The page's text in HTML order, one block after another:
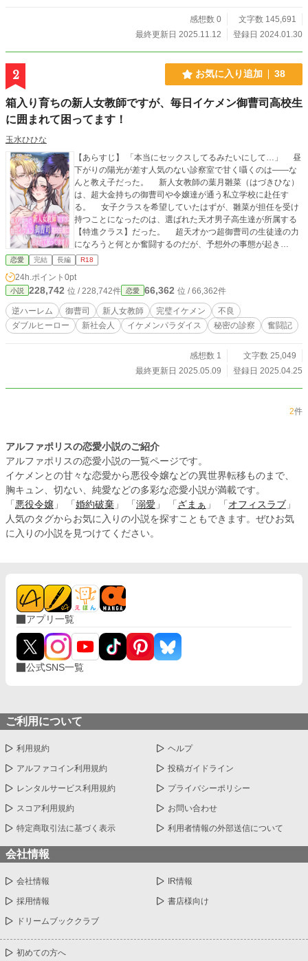
うとしてるだけ。よこしまな気持ちだけじゃないんだから！
よこしまな気持ちだけじゃないんだから！ よこしまな気
が遅かったあげく、気づいてから２年間お預けを食らわされ
て恋心を拗らせたアラサーの男との、一枚の『なんでもいう
―――――○● ムーンライトノベルズからの転載です。
感想数 0
文字数 145,691
最終更新日 2025.11.12
登録日 2024.01.30
2 お気に入り追加 38
箱入り育ちの新人女教師ですが、毎日イケメン御曹司高校生
に囲まれて困ってます！
玉水ひひな
【あらすじ】 「本当にセックスしてるみたいにして…」 昼
下がりの陽光が差す人気のない診察室で甘く囁くのは――な
んと教え子だった。 新人女教師の葉月雛菜（はづきひな）
は、超大金持ちの御曹司や令嬢達が通う私立学校に赴任す
る。 女子クラスを希望していたはずが、雛菜が担任を受け
持つことになったのは、選ばれた天才男子高生達が所属する
【特進クラス】だった。 超天才かつ超御曹司の生徒達の力
になろうと何とか奮闘するのだが、予想外の事態が起き
て……⁉ --- 本作は、フル分量１６万字超の天才御曹司高校
生×新人女教師のダブルヒーロー物です！ 本編は二部構成
でして、前半はヒロインによる学園奮闘記です。大人向け該
当シーンまではまた展開がゆっくりに感じるかもしれません
が、ヒロインとヒーロー達の関係が変わっていく経過も含め
て楽しんでいただけると嬉しいです。 試し読みは、これま
でと同様に半分くらいまでを公開し、電子書籍発売と同時に
書きましたので、ぜひ読んでみてください！ 表紙イラスト
は、Akira_あきら様にお願いしました。 素敵なイラストを
です。 電子書籍版のフル分量は、DLサイト、FANZA、BO
恋愛 完結 長編 R18
24h.ポイント 0pt
小説 228,742 位 / 228,742件 恋愛 66,362 位 / 66,362件
逆ハーレム 御曹司 新人女教師 完璧イケメン
不良
ダブルヒーロー
新社会人 イケメンパラダイス 秘密の診察 奮闘記
感想数 1
文字数 25,049
最終更新日 2025.05.09
登録日 2025.04.25
2件
アルファポリスの恋愛小説のご紹介
アルファポリスの恋愛小説の一覧ページです。
イケメンとの甘々な恋愛から悪役令嬢などの異世界転移ものまで、
胸キュン、切ない、純愛などの多彩な恋愛小説が満載です。
「 悪役令嬢 」 「 婚約破棄 」 「 溺愛 」 「 ざまぁ 」 「 オフィスラブ 」
人気のタグからお気に入りの小説を探すこともできます。ぜひお気
に入りの小説を見つけてください。
アプリ一覧
公式SNS一覧
ご利用について
利用規約 ヘルプ
アルファコイン利用規約 投稿ガイドライン
レンタルサービス利用規約 プライバシーポリシー
スコア利用規約 お問い合わせ
特定商取引法に基づく表示 利用者情報の外部送信について
会社情報
会社情報 IR情報
採用情報 書店様向け
ドリームブッククラブ
初めての方へ